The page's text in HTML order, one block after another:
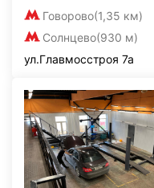
Говорово(1,35 км)
Солнцево(930 м)
ул.Главмосстроя 7а